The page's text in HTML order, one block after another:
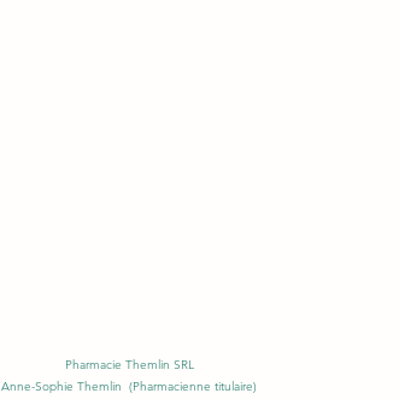
Pharmacie Themlin SRL
Anne-Sophie Themlin (Pharmacienne titulaire)